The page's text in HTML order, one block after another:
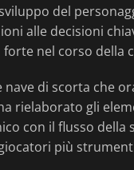
del
alle decisioni
nel corso della
di scorta che
rielaborato gli
con il flusso della
più